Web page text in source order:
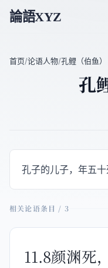
論語XYZ
首页/论语人物/孔鲤（伯鱼）
孔
孔子的儿子，年五十
相关论语条目 / 3
11.8颜渊死